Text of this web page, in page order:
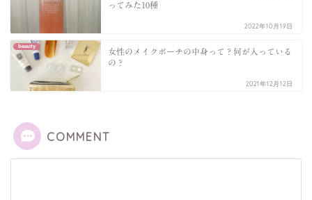
ってみた10種
2022年10月19日
beauty
女性のメイクポーチの中身って？何が入っている
の？
2021年12月12日
COMMENT